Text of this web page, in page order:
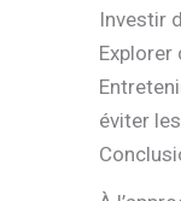
Investir
éviter